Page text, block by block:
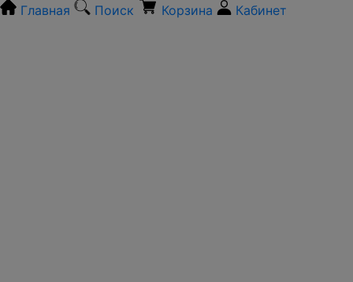
Главная Поиск Корзина Кабинет